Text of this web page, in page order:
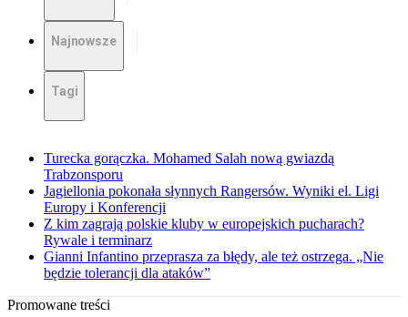
Najnowsze
Tagi
Turecka gorączka. Mohamed Salah nową gwiazdą
Trabzonsporu
Jagiellonia pokonała słynnych Rangersów. Wyniki el. Ligi
Europy i Konferencji
Z kim zagrają polskie kluby w europejskich pucharach?
Rywale i terminarz
Gianni Infantino przeprasza za błędy, ale też ostrzega. „Nie
będzie tolerancji dla ataków”
Promowane treści